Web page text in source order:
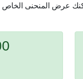
عرض المنحنى الخاص